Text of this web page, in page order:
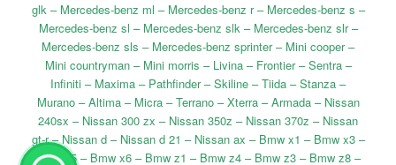
glk – Mercedes-benz ml – Mercedes-benz r – Mercedes-benz s –
Mercedes-benz sl – Mercedes-benz slk – Mercedes-benz slr –
Mercedes-benz sls – Mercedes-benz sprinter – Mini cooper –
Mini countryman – Mini morris – Livina – Frontier – Sentra –
Infiniti – Maxima – Pathfinder – Skiline – Tiida – Stanza –
Murano – Altima – Micra – Terrano – Xterra – Armada – Nissan
240sx – Nissan 300 zx – Nissan 350z – Nissan 370z – Nissan
gt-r – Nissan d – Nissan d 21 – Nissan ax – Bmw x1 – Bmw x3 –
Bmw x5 – Bmw x6 – Bmw z1 – Bmw z4 – Bmw z3 – Bmw z8 –